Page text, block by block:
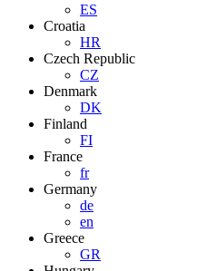
ES
Croatia
HR
Czech Republic
CZ
Denmark
DK
Finland
FI
France
fr
Germany
de
en
Greece
GR